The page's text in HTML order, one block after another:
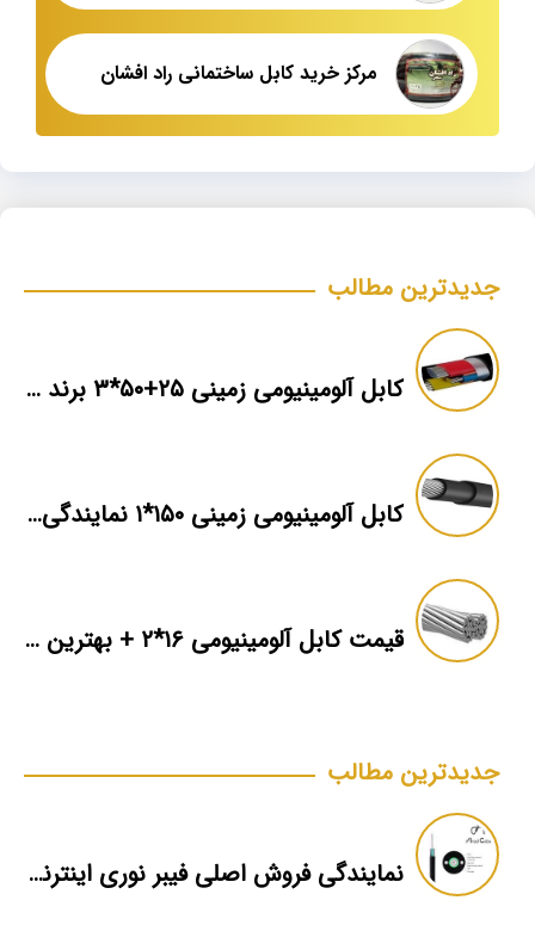
مرکز خرید کابل ساختمانی راد افشان
جدیدترین مطالب
کابل آلومینیومی زمینی ۲۵+۵۰*۳ برند ماهان
کابل آلومینیومی زمینی ۱۵۰*۱ نمایندگی فروش
قیمت کابل آلومینیومی ۱۶*۲ + بهترین برند بازار + اطلاعات فنی
جدیدترین مطالب
نمایندگی فروش اصلی فیبر نوری اینترنت nexans